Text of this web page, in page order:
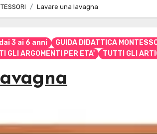
Lavare una lavagna
dai 3 ai 6 anni GUIDA DIDATTICA
GLI ARGOMENTI PER ETA'
TUTTI GLI